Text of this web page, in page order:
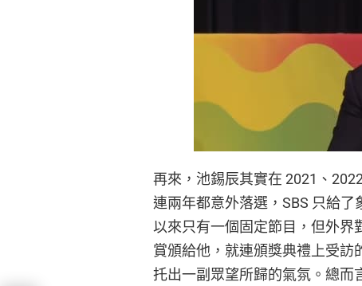
再來，池錫辰其實在 2021、
連兩年都意外落選，SBS 只給
以來只有一個固定節目，但外界
賞頒給他，就連頒獎典禮上受
托出一副眾望所歸的氣氛。總而